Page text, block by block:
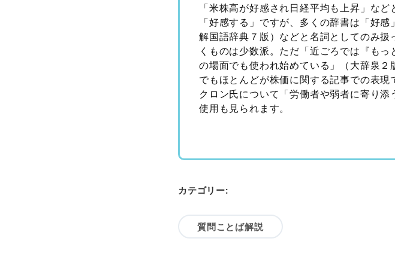
「米株高が好感され日経平均も上昇」な
「好感する」ですが、多くの辞書は「好
解国語辞典７版）などと名詞としてのみ
くものは少数派。ただ「近ごろでは『も
の場面でも使われ始めている」（大辞泉
でもほとんどが株価に関する記事での表
クロン氏について「労働者や弱者に寄り
使用も見られます。
カテゴリー:
質問ことば解説